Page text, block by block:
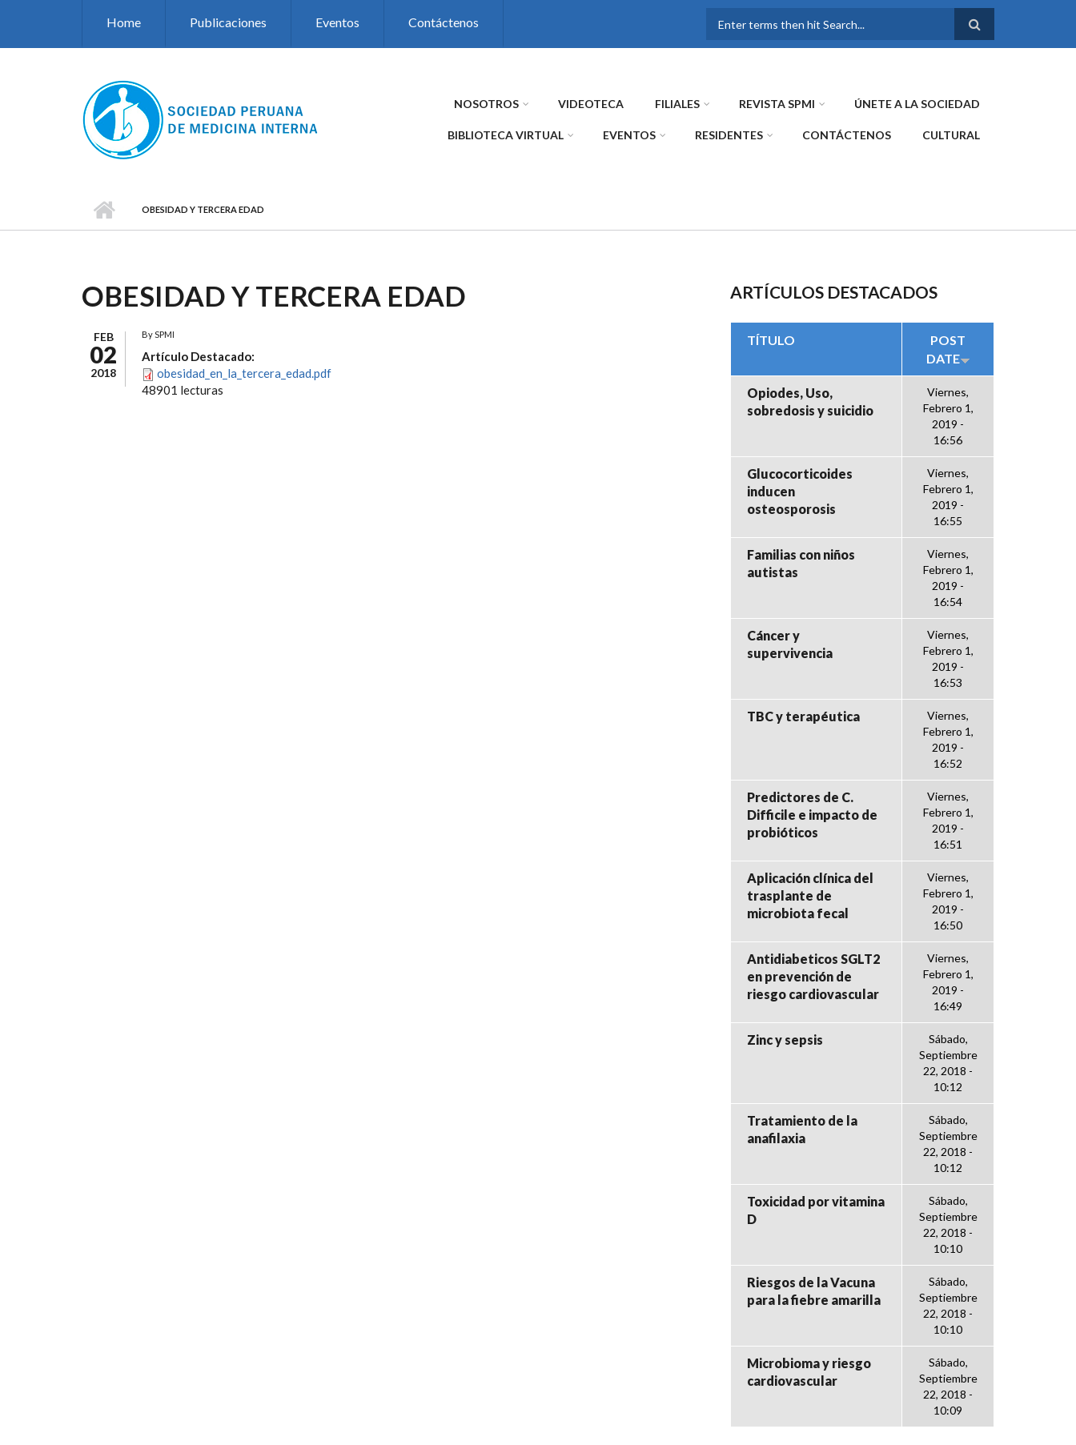
Home Publicaciones Eventos Contáctenos
FORMULARIO DE
NOSOTROS VIDEOTECA FILIALES REVISTA SPMI ÚNETE A LA SOCIEDAD
BIBLIOTECA VIRTUAL EVENTOS RESIDENTES CONTÁCTENOS CULTURAL
OBESIDAD Y TERCERA EDAD
OBESIDAD Y TERCERA EDAD
FEB
02
2018
BySPMI
Artículo Destacado:
obesidad_en_la_tercera_edad.pdf
48901 lecturas
ARTÍCULOS DESTACADOS
TÍTULO
POST
DATE
Opiodes, Uso,
sobredosis y suicidio
Viernes,
Febrero 1,
2019 -
16:56
Glucocorticoides
inducen
osteosporosis
Viernes,
Febrero 1,
2019 -
16:55
Familias con niños
autistas
Viernes,
Febrero 1,
2019 -
16:54
Cáncer y
supervivencia
Viernes,
Febrero 1,
2019 -
16:53
TBC y terapéutica
Viernes,
Febrero 1,
2019 -
16:52
Predictores de C.
Difficile e impacto de
probióticos
Viernes,
Febrero 1,
2019 -
16:51
Aplicación clínica del
trasplante de
microbiota fecal
Viernes,
Febrero 1,
2019 -
16:50
Antidiabeticos SGLT2
en prevención de
riesgo cardiovascular
Viernes,
Febrero 1,
2019 -
16:49
Zinc y sepsis
Sábado,
Septiembre
22, 2018 -
10:12
Tratamiento de la
anafilaxia
Sábado,
Septiembre
22, 2018 -
10:12
Toxicidad por vitamina
D
Sábado,
Septiembre
22, 2018 -
10:10
Riesgos de la Vacuna
para la fiebre amarilla
Sábado,
Septiembre
22, 2018 -
10:10
Microbioma y riesgo
cardiovascular
Sábado,
Septiembre
22, 2018 -
10:09